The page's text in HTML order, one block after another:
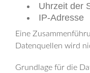
Uhrzeit der
IP-Adresse
Eine
Datenquellen wird
Grundlage für die